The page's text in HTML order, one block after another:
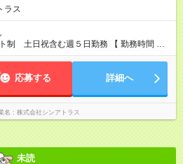
ラス
日祝含む週５日勤務 【 勤務時間 】
実働8h／休憩１h） ※残業ほとんどありま
応募する 詳細へ
名 株式会社シンアトラス
未読